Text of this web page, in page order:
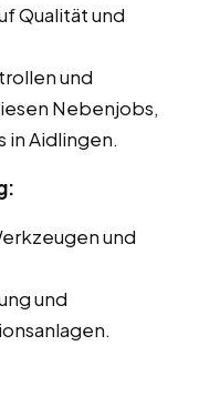
Qualität und
und
Nebenjobs,
in Aidlingen.
und
und